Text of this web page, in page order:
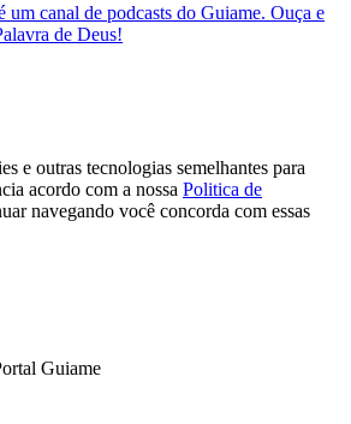
um canal de podcasts do Guiame. Ouça e
de Deus!
e outras tecnologias semelhantes para
acordo com a nossa Politica de
navegando você concorda com essas
Guiame